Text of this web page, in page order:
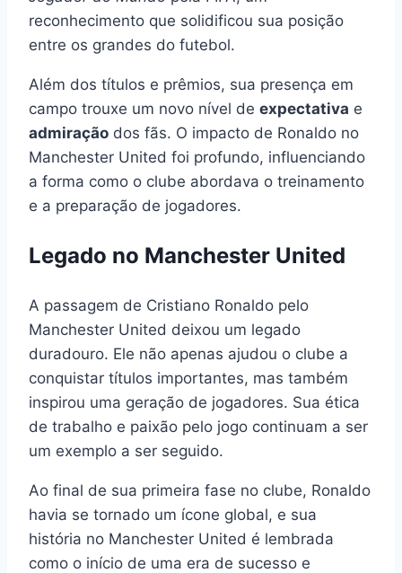
reconhecimento que solidificou sua posição
entre os grandes do futebol.
Além dos títulos e prêmios, sua presença em
campo trouxe um novo nível de expectativa e
admiração dos fãs. O impacto de Ronaldo no
Manchester United foi profundo, influenciando
a forma como o clube abordava o treinamento
e a preparação de jogadores.
Legado no Manchester United
A passagem de Cristiano Ronaldo pelo
Manchester United deixou um legado
duradouro. Ele não apenas ajudou o clube a
conquistar títulos importantes, mas também
inspirou uma geração de jogadores. Sua ética
de trabalho e paixão pelo jogo continuam a ser
um exemplo a ser seguido.
Ao final de sua primeira fase no clube, Ronaldo
havia se tornado um ícone global, e sua
história no Manchester United é lembrada
como o início de uma era de sucesso e